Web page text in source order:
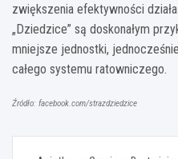
zwiększenia efektywności
„Dziedzice” są doskonałym
mniejsze jednostki,
całego systemu ratowniczego.
Źródło: facebook.com/strazdziedzice